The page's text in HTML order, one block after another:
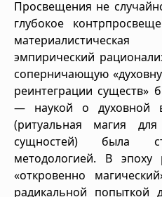
Просвещения не
глубокое
эмпирический
соперничающую
реинтеграции существ»
— наукой о духовной
(ритуальная магия
сущностей) была
методологией. В эпоху
«откровенно
радикальной попыткой